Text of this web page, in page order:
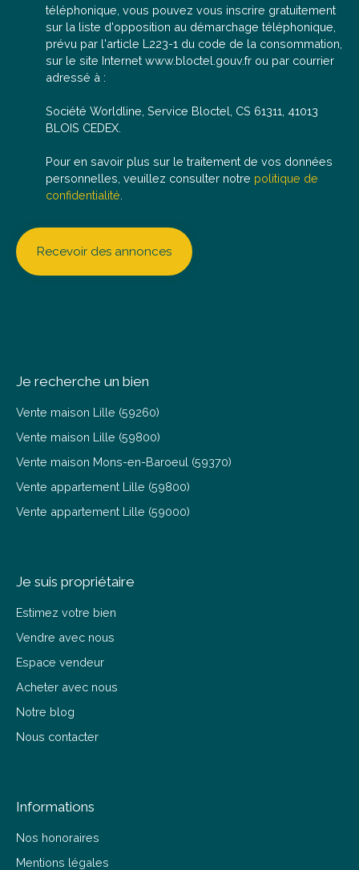
téléphonique, vous pouvez vous inscrire gratuitement
sur la liste d'opposition au démarchage téléphonique,
prévu par l'article L223-1 du code de la consommation,
sur le site Internet www.bloctel.gouv.fr ou par courrier
adressé à :
Société Worldline, Service Bloctel, CS 61311, 41013
BLOIS CEDEX.
Pour en savoir plus sur le traitement de vos données
personnelles, veuillez consulter notre politique de
confidentialité
Recevoir des annonces
Je recherche un bien
Vente maison Lille (59260)
Vente maison Lille (59800)
Vente maison Mons-en-Baroeul (59370)
Vente appartement Lille (59800)
Vente appartement Lille (59000)
Je suis propriétaire
Estimez votre bien
Vendre avec nous
Espace vendeur
Acheter avec nous
Notre blog
Nous contacter
Informations
Nos honoraires
Mentions légales